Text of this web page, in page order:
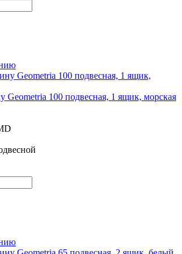
Geometria 100 подвесная, 1 ящик, морская